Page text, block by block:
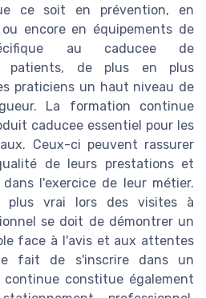
ce soit en prévention, en
encore en équipements de
au caducee de
patients, de plus en plus
praticiens un haut niveau de
La formation continue
caducee essentiel pour les
Ceux-ci peuvent rassurer
de leurs prestations et
l'exercice de leur métier.
plus vrai lors des visites à
se doit de démontrer un
face à l'avis et aux attentes
fait de s'inscrire dans un
constitue également